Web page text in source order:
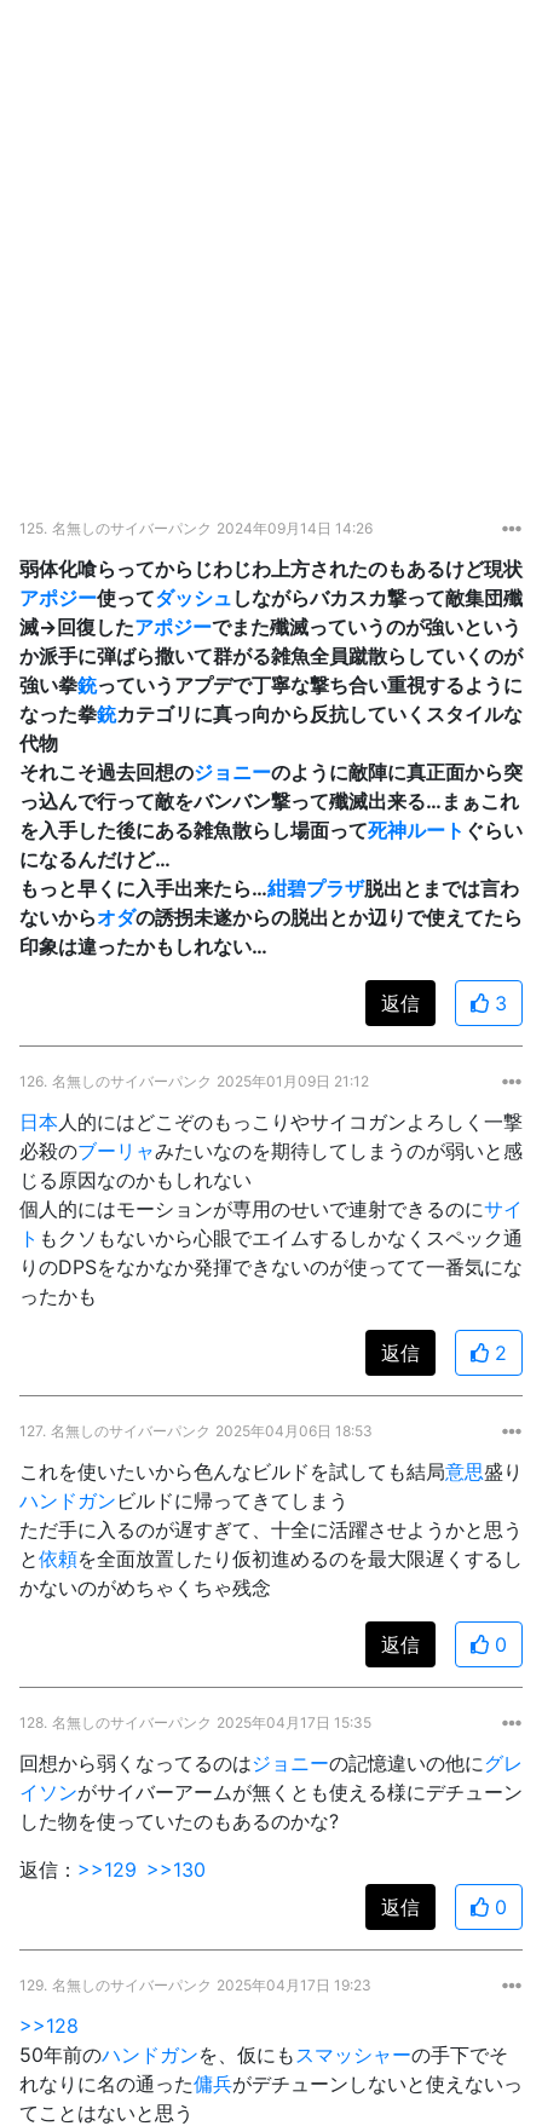
125. 名無しのサイバーパンク 2024年09月14日 14:26
弱体化喰らってからじわじわ上方されたのもあるけど現状
アポジー使ってダッシュ しながらバカスカ撃って敵集団殲
滅→回復したアポジーでまた殲滅っていうのが強いという
か派手に弾ばら撒いて群がる雑魚全員蹴散らしていくのが
強い拳銃っていうアプデで丁寧な撃ち合い重視するように
なった拳銃カテゴリに真っ向から反抗していくスタイルな
代物
それこそ過去回想のジョニーのように敵陣に真正面から突
っ込んで行って敵をバンバン撃って殲滅出来る…まぁこれ
を入手した後にある雑魚散らし場面って死神ルート ぐらい
になるんだけど…
もっと早くに入手出来たら…紺碧プラザ脱出とまでは言わ
ないからオダの誘拐未遂からの脱出とか辺りで使えてたら
印象は違ったかもしれない…
返信 3
126. 名無しのサイバーパンク 2025年01月09日 21:12
日本人的にはどこぞのもっこりやサイコガンよろしく一撃
必殺のブーリャみたいなのを期待してしまうのが弱いと感
じる原因なのかもしれない
個人的にはモーションが専用のせいで連射できるのにサイ
ト もクソもないから心眼でエイムするしかなくスペック通
りのDPSをなかなか発揮できないのが使ってて一番気にな
ったかも
返信 2
127. 名無しのサイバーパンク 2025年04月06日 18:53
これを使いたいから色んなビルドを試しても結局意思盛り
ハンドガン ビルドに帰ってきてしまう
ただ手に入るのが遅すぎて、十全に活躍させようかと思う
と依頼を全面放置したり仮初進めるのを最大限遅くするし
かないのがめちゃくちゃ残念
返信 0
128. 名無しのサイバーパンク 2025年04月17日 15:35
回想から弱くなってるのはジョニーの記憶違いの他にグレ
イソンがサイバーアームが無くとも使える様にデチューン
した物を使っていたのもあるのかな?
返信： >>129 >>130
返信
0
129. 名無しのサイバーパンク 2025年04月17日 19:23
>>128
50年前のハンドガンを、仮にも スマッシャーの手下でそ
れなりに名の通った傭兵がデチューンしないと使えないっ
てことはないと思う